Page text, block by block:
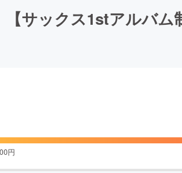
【サックス1stアルバ
円